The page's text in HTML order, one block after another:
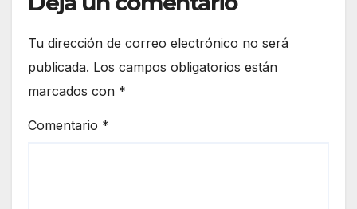
Tu dirección de correo electrónico no será
publicada. Los campos obligatorios están
marcados con *
Comentario *